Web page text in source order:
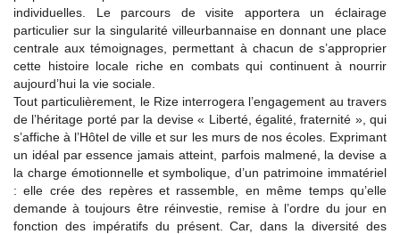
individuelles. Le parcours de visite apportera un éclairage
particulier sur la singularité villeurbannaise en donnant une place
centrale aux témoignages, permettant à chacun de s’approprier
cette histoire locale riche en combats qui continuent à nourrir
aujourd’hui la vie sociale.
Tout particulièrement, le Rize interrogera l’engagement au travers
de l’héritage porté par la devise « Liberté, égalité, fraternité », qui
s’affiche à l’Hôtel de ville et sur les murs de nos écoles. Exprimant
un idéal par essence jamais atteint, parfois malmené, la devise a
la charge émotionnelle et symbolique, d’un patrimoine immatériel
: elle crée des repères et rassemble, en même temps qu’elle
demande à toujours être réinvestie, remise à l’ordre du jour en
fonction des impératifs du présent. Car, dans la diversité des